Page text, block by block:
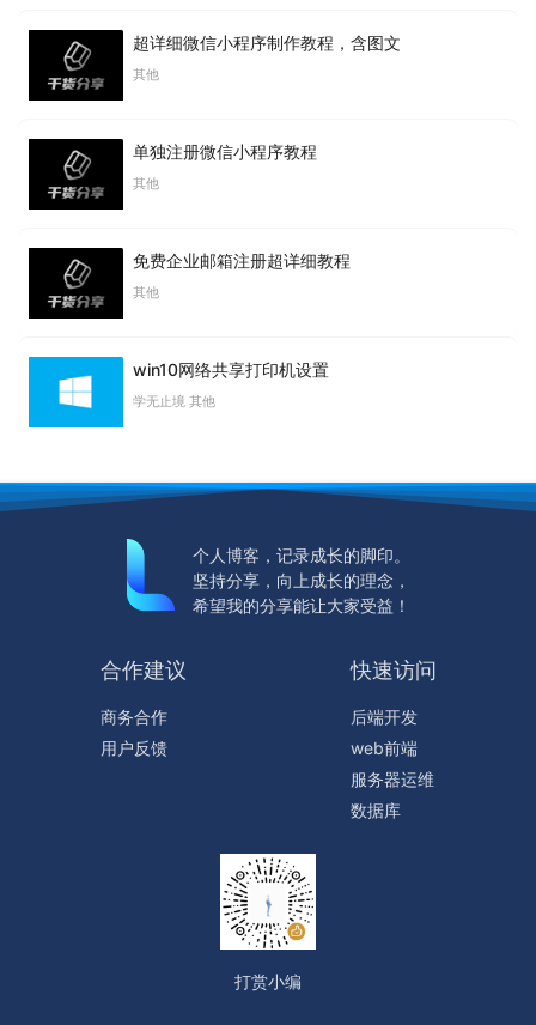
超详细微信小程序制作教程，含图文
其他
单独注册微信小程序教程
其他
免费企业邮箱注册超详细教程
其他
win10网络共享打印机设置
学无止境 其他
个人博客，记录成长的脚印。
坚持分享，向上成长的理念，
希望我的分享能让大家受益！
合作建议
商务合作
用户反馈
快速访问
后端开发
web前端
服务器运维
数据库
打赏小编